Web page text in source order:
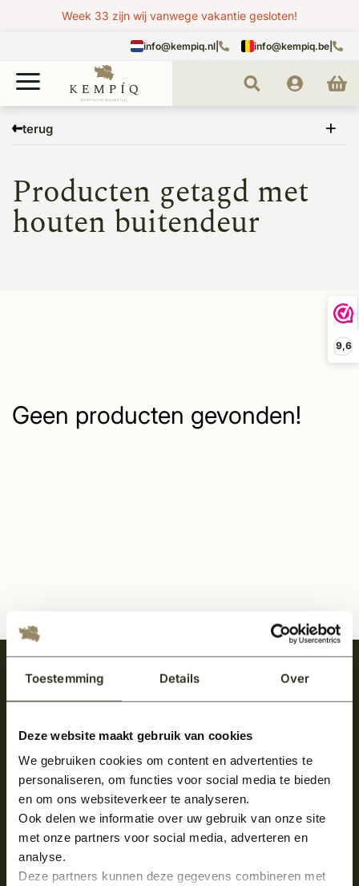
Toestemming Details Over
Deze website maakt gebruik van cookies
We gebruiken cookies om content en advertenties te
personaliseren, om functies voor social media te bieden
en om ons websiteverkeer te analyseren.
Ook delen we informatie over uw gebruik van onze site
met onze partners voor social media, adverteren en
analyse.
Deze partners kunnen deze gegevens combineren met
9,6
Week 33 zijn wij vanwege vakantie gesloten!
info@kempiq.nl info@kempiq.be
terug
houten buitendeur
Producten getagd met
houten buitendeur
Geen producten gevonden!
Meld je aan en ontvang het laatste nieuws
over onze kempische bouwstijl!
Aanmelden voor de nieuwsbrief